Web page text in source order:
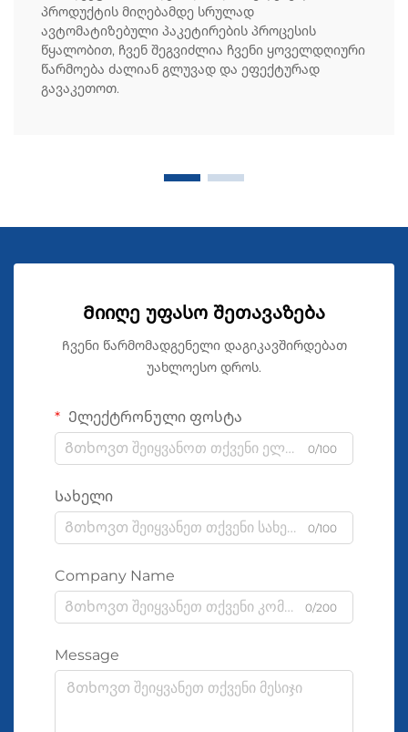
პროდუქტის მიღებამდე სრულად
ავტომატიზებული პაკეტირების პროცესის
წყალობით, ჩვენ შეგვიძლია ჩვენი ყოველდღიური
წარმოება ძალიან გლუვად და ეფექტურად
გავაკეთოთ.
Მიიღე უფასო შეთავაზება
Ჩვენი წარმომადგენელი დაგიკავშირდებათ
უახლოესო დროს.
Ელექტრონული ფოსტა
0/100
Სახელი
0/100
Company Name
0/200
Message